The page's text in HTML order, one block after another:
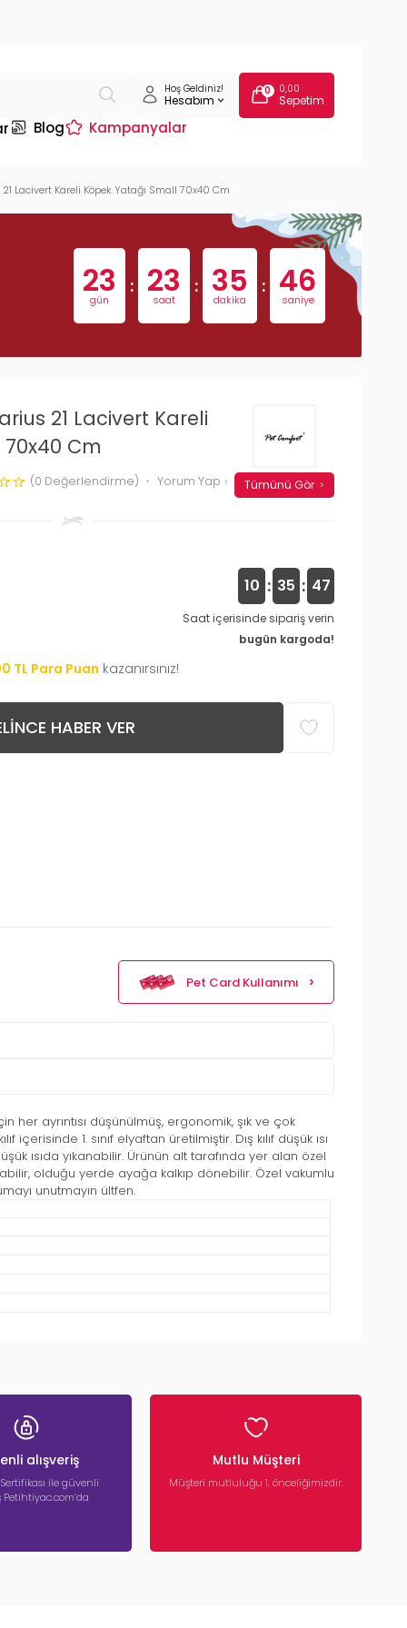
Hoş Geldiniz!
Hesabım
0 0,00
Sepetim
Blog Kampanyalar
Lacivert Kareli Köpek Yatağı Small 70x40 Cm
23
gün
: 23
saat
: 35
dakika
: 45
saniye
21 Lacivert Kareli
Cm
(0 Değerlendirme) Yorum Yap Tümünü Gör
10 : 35 : 46
Saat içerisinde sipariş verin
bugün kargoda!
TL Para Puan kazanırsınız!
HABER VER
Pet Card Kullanımı
her ayrıntısı düşünülmüş, ergonomik, şık ve çok
1. sınıf elyaftan üretilmiştir. Dış kılıf düşük ısı
ısıda yıkanabilir. Ürünün alt tarafında yer alan özel
olduğu yerde ayağa kalkıp dönebilir. Özel vakumlu
unutmayın ültfen.
alışveriş
Sertifikası ile güvenli
Petihtiyac.com’da
Mutlu Müşteri
Müşteri mutluluğu 1. önceliğimizdir.